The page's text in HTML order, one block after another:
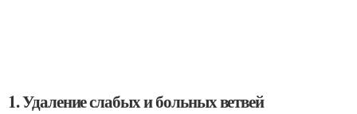
1. Удаление слабых и больных ветвей